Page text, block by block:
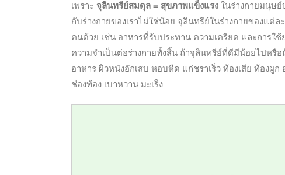
เพราะ จุลินทรีย์สมดุล = สุขภาพแข็งแรง ในร่างกายมนุษ
กับร่างกายของเราไม่ใช่น้อย จุลินทรีย์ในร่างกายของแ
คนด้วย เช่น อาหารที่รับประทาน ความเครียด และการใ
ความจำเป็นต่อร่างกายทั้งสิ้น ถ้าจุลินทรีย์ที่ดีมีน้อยไปห
อาหาร ผิวหนังอักเสบ หอบหืด แก่ชราเร็ว ท้องเสีย ท้อง
ช่องท้อง เบาหวาน มะเร็ง